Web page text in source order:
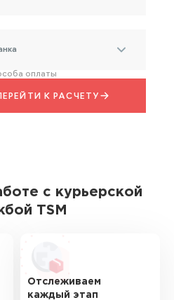
оплаты
К РАСЧЕТУ
с курьерской
TSM
Отслеживаем
каждый этап